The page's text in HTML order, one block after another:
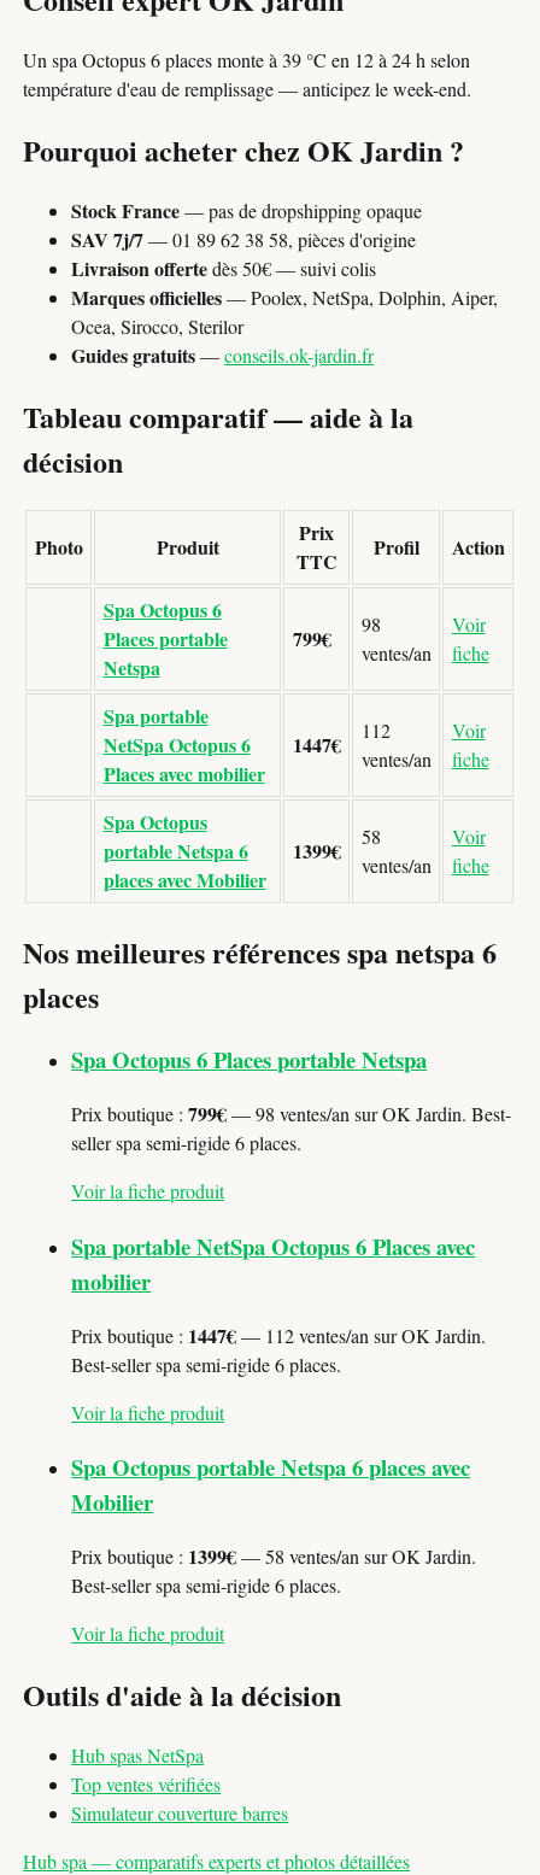
Un spa Octopus 6 places monte à 39 °C en 12 à 24 h selon
température d'eau de remplissage — anticipez le week-end.
Pourquoi acheter chez OK Jardin ?
Stock France— pas de dropshipping opaque
SAV 7j/7— 01 89 62 38 58, pièces d'origine
Livraison offertedès 50€ — suivi colis
Marques officielles— Poolex, NetSpa, Dolphin, Aiper,
Ocea, Sirocco, Sterilor
Guides gratuits—conseils.ok-jardin.fr
Tableau comparatif — aide à la
décision
Photo Produit
Prix
TTC
Profil Action
Spa Octopus 6
Places portable
Netspa
799€
98
ventes/an
Voir
fiche
Spa portable
NetSpa Octopus 6
Places avec mobilier
1447€
112
ventes/an
Voir
fiche
Spa Octopus
portable Netspa 6
places avec Mobilier
1399€
58
ventes/an
Voir
fiche
Nos meilleures références spa netspa 6
places
Spa Octopus 6 Places portable Netspa
Prix boutique :799€— 98 ventes/an sur OK Jardin. Best-
seller spa semi-rigide 6 places.
Voir la fiche produit
Spa portable NetSpa Octopus 6 Places avec
mobilier
Prix boutique : 1447€— 112 ventes/an sur OK Jardin.
Best-seller spa semi-rigide 6 places.
Voir la fiche produit
Spa Octopus portable Netspa 6 places avec
Mobilier
Prix boutique : 1399€— 58 ventes/an sur OK Jardin.
Best-seller spa semi-rigide 6 places.
Voir la fiche produit
Outils d'aide à la décision
Hub spas NetSpa
Top ventes vérifiées
Simulateur couverture barres
Hub spa — comparatifs experts et photos détaillées